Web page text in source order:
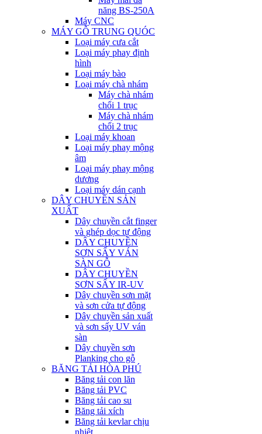
năng BS-250A
Máy CNC
MÁY GỖ TRUNG QUÓC
Loại máy cưa cắt
Loại máy phay định
hình
Loại máy bào
Loại máy chà nhám
Máy chà nhám
chổi 1 trục
Máy chà nhám
chổi 2 trục
Loại máy khoan
Loại máy phay mộng
âm
Loại máy phay mộng
dương
Loại máy dán cạnh
DÂY CHUYỀN SẢN
XUẤT
Dây chuyền cắt finger
và ghép dọc tự động
DÂY CHUYỀN
SƠN SẤY VÁN
SÀN GỖ
DÂY CHUYỀN
SƠN SẤY IR-UV
Dây chuyền sơn mặt
và sơn cửa tự động
Dây chuyền sản xuất
và sơn sấy UV ván
sàn
Dây chuyền sơn
Planking cho gỗ
BĂNG TẢI HÒA PHÚ
Băng tải con lăn
Băng tải PVC
Băng tải cao su
Băng tải xích
Băng tải kevlar chịu
nhiệt